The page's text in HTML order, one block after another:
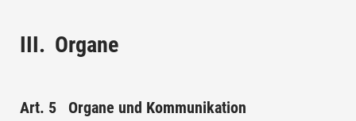
III. Organe
Art. 5 Organe und Kommunikation